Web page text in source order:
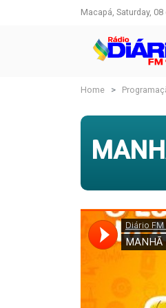
Macapá, Saturday,
Home